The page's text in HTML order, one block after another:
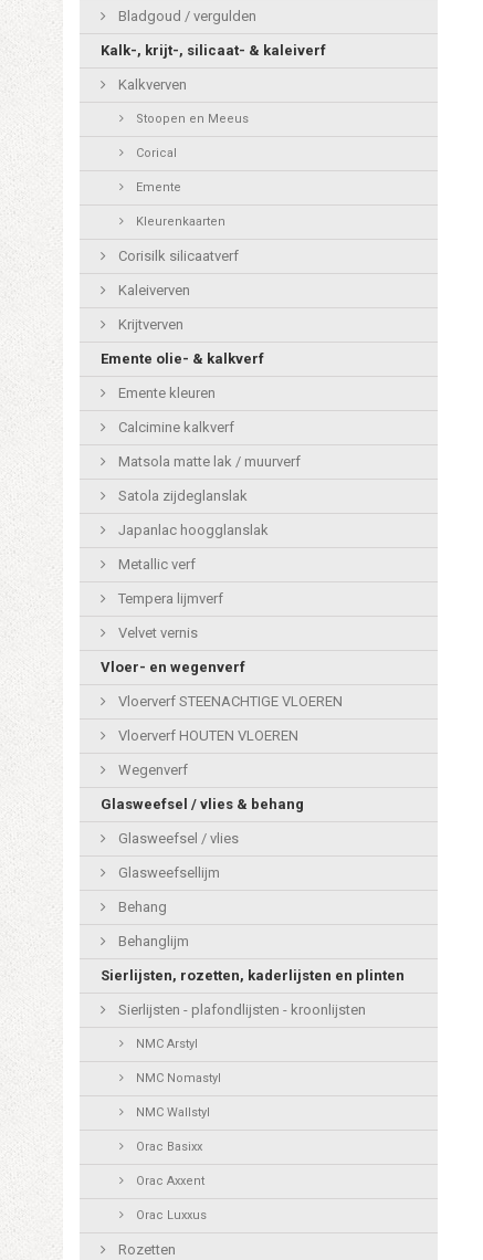
Bladgoud / vergulden
Kalk-, krijt-, silicaat- & kaleiverf
Kalkverven
Stoopen en Meeus
Corical
Emente
Kleurenkaarten
Corisilk silicaatverf
Kaleiverven
Krijtverven
Emente olie- & kalkverf
Emente kleuren
Calcimine kalkverf
Matsola matte lak / muurverf
Satola zijdeglanslak
Japanlac hoogglanslak
Metallic verf
Tempera lijmverf
Velvet vernis
Vloer- en wegenverf
Vloerverf STEENACHTIGE VLOEREN
Vloerverf HOUTEN VLOEREN
Wegenverf
Glasweefsel / vlies & behang
Glasweefsel / vlies
Glasweefsellijm
Behang
Behanglijm
Sierlijsten, rozetten, kaderlijsten en plinten
Sierlijsten - plafondlijsten - kroonlijsten
NMC Arstyl
NMC Nomastyl
NMC Wallstyl
Orac Basixx
Orac Axxent
Orac Luxxus
Rozetten